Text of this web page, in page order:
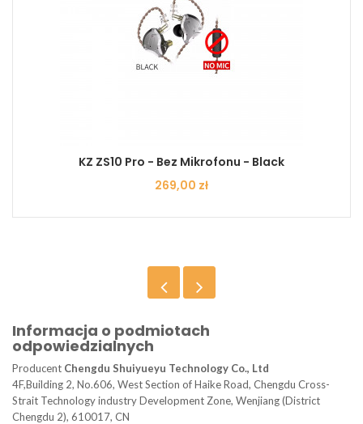
KZ ZS10 Pro - Bez Mikrofonu - Black
Cena
269,00 zł
Informacja o podmiotach
odpowiedzialnych
Producent Chengdu Shuiyueyu Technology Co., Ltd
4F,Building 2, No.606, West Section of Haike Road, Chengdu Cross-
Strait Technology industry Development Zone, Wenjiang (District
Chengdu 2), 610017, CN